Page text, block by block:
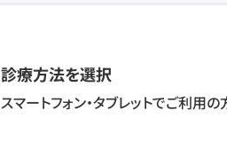
診療方法を選択
スマートフォン・タブレットでご利用